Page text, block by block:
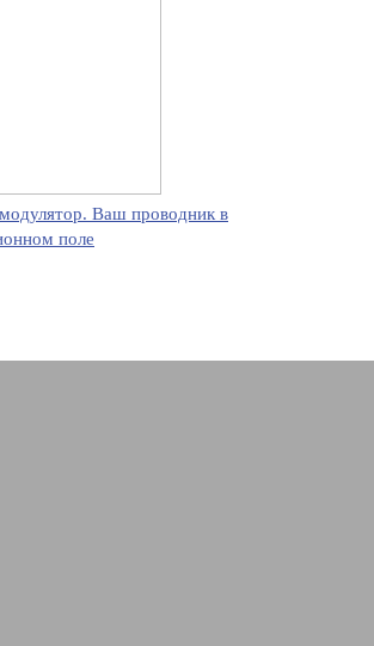
Ваш проводник в
поле